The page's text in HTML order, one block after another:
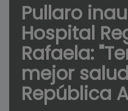
Pullaro
Hospital
Rafaela:
mejor
República